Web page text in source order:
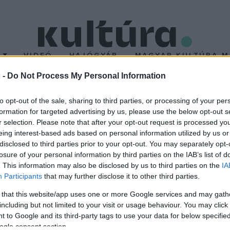
- Do Not Process My Personal Information
opt-out of the sale, sharing to third parties, or processing of your
for targeted advertising by us, please use the below opt-out
selection. Please note that after your opt-out request is processed
interest-based ads based on personal information utilized by us
to third parties prior to your opt-out. You may separately
of your personal information by third parties on the IAB’s list of
This information may also be disclosed by us to third parties on the
Participants that may further disclose it to other third parties.
that this website/app uses one or more Google services and may
but not limited to your visit or usage behaviour. You may
to Google and its third-party tags to use your data for below
consent section.
VIDEÓ HAJÓGYÁR MAGYAR KULTÚRA
Pécsen
közösen a pécsi felső tagozatosok számára meghirdetett
meg a Pécsi Nemzeti Színház nagyszínházában. A
bemutatják. A verseny - amely így valójában előadássá válik